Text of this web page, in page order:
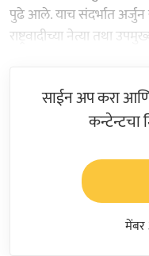
पुढे आले. याच संदर्भात
राष्ट्रवादीच्या नेत्या तथा
साईन अप करा
कन्टेन्टचा